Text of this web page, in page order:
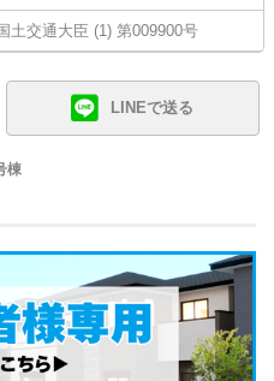
土交通大臣 (1) 第009900号
LINEで送る
棟